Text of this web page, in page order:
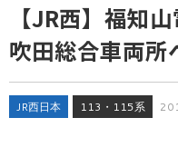
【JR西】福知
吹田総合車両所
JR西日本 113・115系